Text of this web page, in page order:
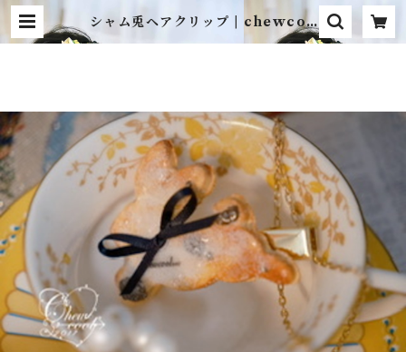
シャム兎ヘアクリップ | chewcoo